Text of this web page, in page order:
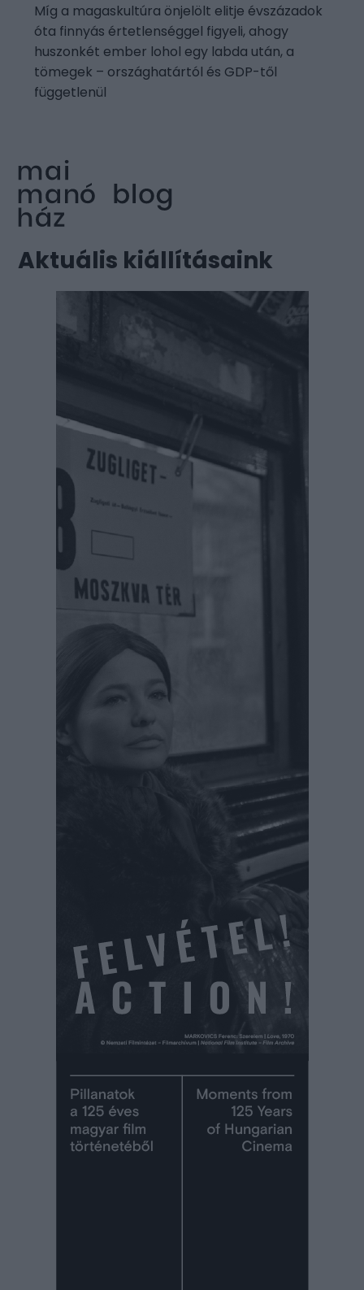
Míg a magaskultúra önjelölt elitje évszázadok
óta finnyás értetlenséggel figyeli, ahogy
huszonkét ember lohol egy labda után, a
tömegek – országhatártól és GDP-től
függetlenül
Aktuális kiállításaink